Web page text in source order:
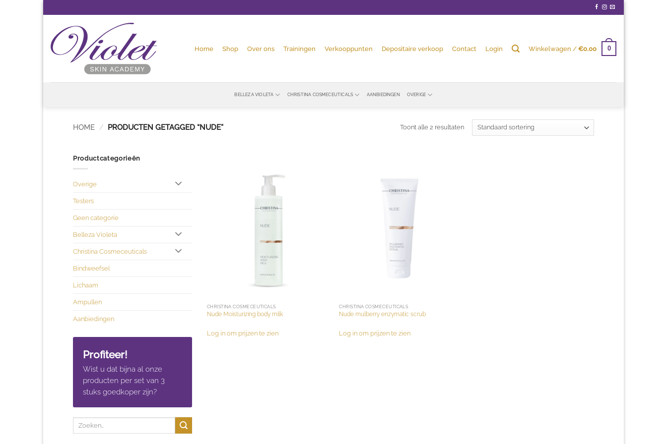
naar
Home Shop Over ons Trainingen Verkooppunten Depositaire verkoop Contact Login Winkelwagen /€0.00 0
BELLEZA VIOLETA CHRISTINA COSMECEUTICALS AANBIEDINGEN OVERIGE
HOME / PRODUCTEN GETAGGED “NUDE” Toont alle 2 resultaten
Productcategorieën
Overige
Testers
Geen categorie
Belleza Violeta
Christina Cosmeceuticals
Bindweefsel
Lichaam
Ampullen
Aanbiedingen
Profiteer!
Wist u dat bijna al onze
producten per set van 3
stuks goedkoper zijn?
Zoeken
CHRISTINA COSMECEUTICALS
Nude Moisturizing body milk
Log in om prijzen te zien
CHRISTINA COSMECEUTICALS
Nude mulberry enzymatic scrub
Log in om prijzen te zien